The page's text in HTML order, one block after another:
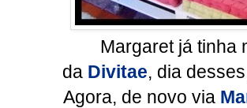
Margaret já tinha
da Divitae, dia
Agora, de novo via